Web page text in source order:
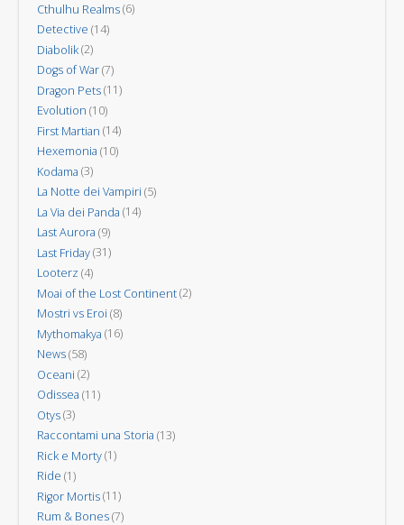
Cthulhu Realms(6)
Detective (14)
Diabolik(2)
Dogs of War(7)
Dragon Pets(11)
Evolution (10)
First Martian (14)
Hexemonia (10)
Kodama (3)
La Notte dei Vampiri (5)
La Via dei Panda (14)
Last Aurora (9)
Last Friday(31)
Looterz (4)
Moai of the Lost Continent(2)
Mostri vs Eroi (8)
Mythomakya (16)
News(58)
Oceani (2)
Odissea (11)
Otys(3)
Raccontami una Storia (13)
Rick e Morty(1)
Ride (1)
Rigor Mortis(11)
Rum & Bones(7)